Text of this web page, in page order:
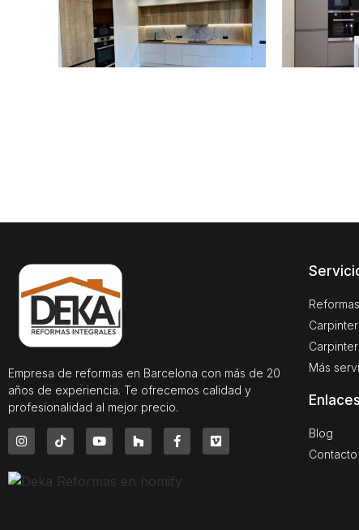
Empresa de reformas en Barcelona con más de 20
años de experiencia. Te ofrecemos calidad y
profesionalidad al mejor precio.
Más
Blog
Contacto